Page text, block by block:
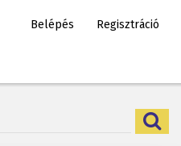
Belépés Regisztráció